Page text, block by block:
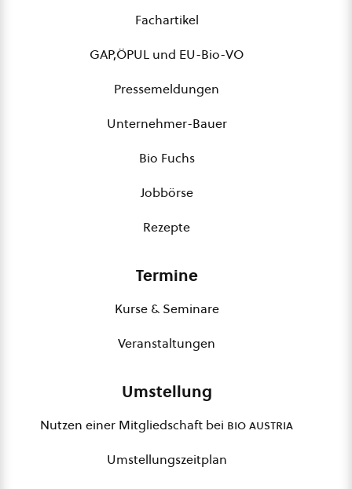
Fachartikel
GAP,ÖPUL und EU-Bio-VO
Pressemeldungen
Unternehmer-Bauer
Bio Fuchs
Jobbörse
Rezepte
Termine
Kurse & Seminare
Veranstaltungen
Umstellung
Nutzen einer Mitgliedschaft bei bio austria
Umstellungszeitplan